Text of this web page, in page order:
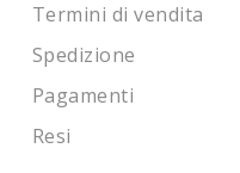
Termini di vendita
Spedizione
Pagamenti
Resi